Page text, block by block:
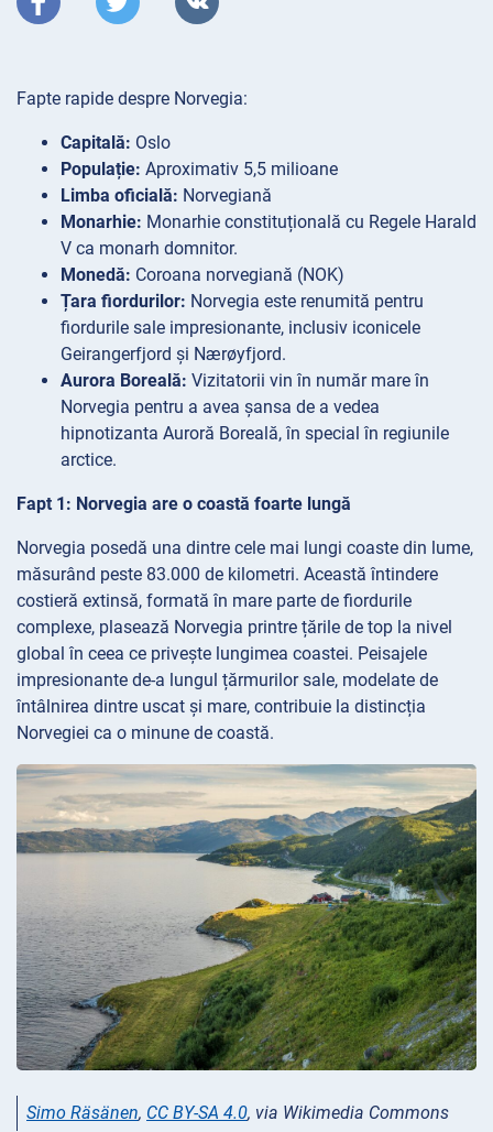
Fapte rapide despre Norvegia:
Capitală: Oslo
Populație: Aproximativ 5,5 milioane
Limba oficială: Norvegiană
Monarhie: Monarhie constituțională cu Regele Harald
V ca monarh domnitor.
Monedă: Coroana norvegiană (NOK)
Țara fiordurilor: Norvegia este renumită pentru
fiordurile sale impresionante, inclusiv iconicele
Geirangerfjord și Nærøyfjord.
Aurora Boreală: Vizitatorii vin în număr mare în
Norvegia pentru a avea șansa de a vedea
hipnotizanta Auroră Boreală, în special în regiunile
arctice.
Fapt 1: Norvegia are o coastă foarte lungă
Norvegia posedă una dintre cele mai lungi coaste din lume,
măsurând peste 83.000 de kilometri. Această întindere
costieră extinsă, formată în mare parte de fiordurile
complexe, plasează Norvegia printre țările de top la nivel
global în ceea ce privește lungimea coastei. Peisajele
impresionante de-a lungul țărmurilor sale, modelate de
întâlnirea dintre uscat și mare, contribuie la distincția
Norvegiei ca o minune de coastă.
Simo Räsänen, CC BY-SA 4.0, via Wikimedia Commons